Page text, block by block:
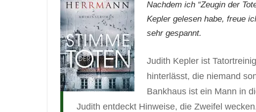
Nachdem ich “Zeugin der
Kepler gelesen habe, freue
sehr gespannt.
Judith Kepler ist
hinterlässt, die niemand
Bankhaus ist ein Mann in
Judith entdeckt Hinweise, die Zweifel